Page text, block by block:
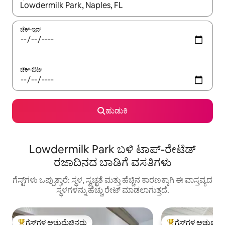
ಫಲಿತಾಂಶಗಳು ಲಭ್ಯವಿರುವಾಗ, ಅಪ್ ಮತ್ತು ಡೌನ್ ಬಾಣದ ಕೀಲಿಗಳೊಂದಿಗೆ
ಚೆಕ್-ಇನ್
ಚೆಕ್-ಔಟ್
ಹುಡುಕಿ
Lowdermilk Park ಬಳಿ ಟಾಪ್-ರೇಟೆಡ್
ರಜಾದಿನದ ಬಾಡಿಗೆ ವಸತಿಗಳು
ಗೆಸ್ಟ್‌ಗಳು ಒಪ್ಪುತ್ತಾರೆ: ಸ್ಥಳ, ಸ್ವಚ್ಛತೆ ಮತ್ತು ಹೆಚ್ಚಿನ ಕಾರಣಕ್ಕಾಗಿ ಈ ವಾಸ್ತವ್ಯದ
ಸ್ಥಳಗಳನ್ನು ಹೆಚ್ಚು ರೇಟ್ ಮಾಡಲಾಗುತ್ತದೆ.
ಗೆಸ್ಟ್‌ಗಳ ಅಚ್ಚುಮೆಚ್ಚಿನದು ಗೆಸ್ಟ್‌ಗಳ